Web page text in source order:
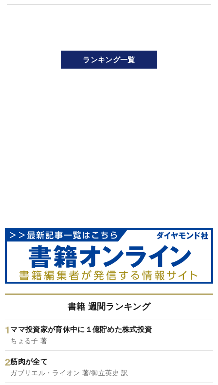
ランキング一覧
書籍 週間ランキング
ママ投資家が育休中に１億貯めた株式投資
ちょる子 著
筋肉が全て
ガブリエル・ライオン 著/御立英史 訳